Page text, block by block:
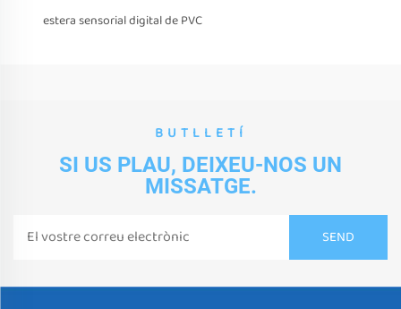
estera sensorial digital de PVC
BUTLLETÍ
SI US PLAU, DEIXEU-NOS UN
MISSATGE.